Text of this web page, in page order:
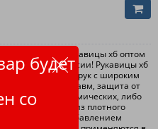
будет
со
купить рукавицы хб оптом
по всей России! Рукавицы хб
защиты рук с широким
от получения травм, защита от
попадания химических, либо
из плотного
добавлением